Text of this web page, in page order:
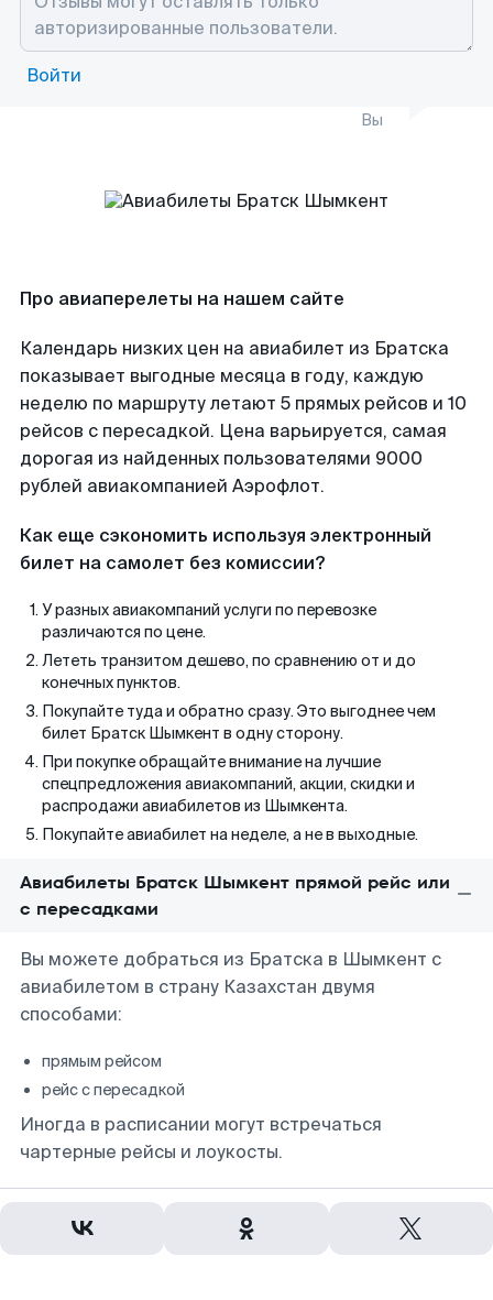
Войти
Вы
Про авиаперелеты на нашем сайте
Календарь низких цен на авиабилет из Братска
показывает выгодные месяца в году, каждую
неделю по маршруту летают 5 прямых рейсов и 10
рейсов с пересадкой. Цена варьируется, самая
дорогая из найденных пользователями 9000
рублей авиакомпанией Аэрофлот.
Как еще сэкономить используя электронный
билет на самолет без комиссии?
У разных авиакомпаний услуги по перевозке
различаются по цене.
Лететь транзитом дешево, по сравнению от и до
конечных пунктов.
Покупайте туда и обратно сразу. Это выгоднее чем
билет Братск Шымкент в одну сторону.
При покупке обращайте внимание на лучшие
спецпредложения авиакомпаний, акции, скидки и
распродажи авиабилетов из Шымкента.
Покупайте авиабилет на неделе, а не в выходные.
Авиабилеты Братск Шымкент прямой рейс или
с пересадками
Вы можете добраться из Братска в Шымкент с
авиабилетом в страну Казахстан двумя
способами:
прямым рейсом
рейс с пересадкой
Иногда в расписании могут встречаться
чартерные рейсы и лоукосты.